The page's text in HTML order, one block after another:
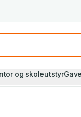
og skoleutstyr